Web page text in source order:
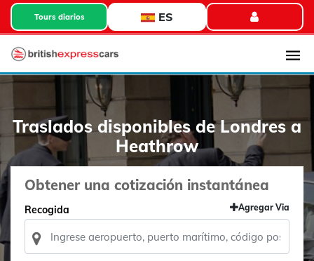
Tours diarios ES
Traslados disponibles de Londres a
Heathrow
Obtener una cotización instantánea
Recogida Agregar Via